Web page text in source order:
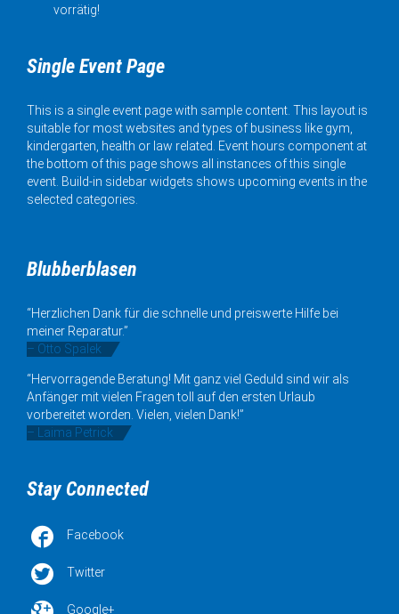
vorrätig!
Single Event Page
This is a single event page with sample content. This layout is
suitable for most websites and types of business like gym,
kindergarten, health or law related. Event hours component at
the bottom of this page shows all instances of this single
event. Build-in sidebar widgets shows upcoming events in the
selected categories.
Blubberblasen
“Herzlichen Dank für die schnelle und preiswerte Hilfe bei
meiner Reparatur.”
– Otto Spalek
“Hervorragende Beratung! Mit ganz viel Geduld sind wir als
Anfänger mit vielen Fragen toll auf den ersten Urlaub
vorbereitet worden. Vielen, vielen Dank!”
– Laima Petrick
Stay Connected
 Facebook
 Twitter
Google+